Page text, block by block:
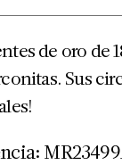
de oro de
Sus